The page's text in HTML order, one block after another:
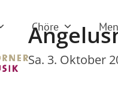
Chöre
Sa. 3. Oktober